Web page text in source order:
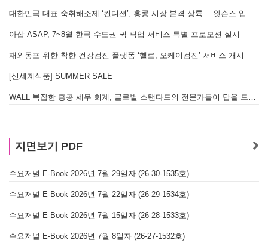
아삽 ASAP, 7~8월 한국 수도권 퀵 픽업 서비스 특별 프로모션 실시
재외동포 위한 착한 건강검진 플랫폼 ‘헬로, 오케이검진’ 서비스 개시
[신세계식품] SUMMER SALE
지면보기 PDF
수요저널 E-Book 2026년 7월 29일자 (26-30-1535호)
수요저널 E-Book 2026년 7월 22일자 (26-29-1534호)
수요저널 E-Book 2026년 7월 15일자 (26-28-1533호)
수요저널 E-Book 2026년 7월 8일자 (26-27-1532호)